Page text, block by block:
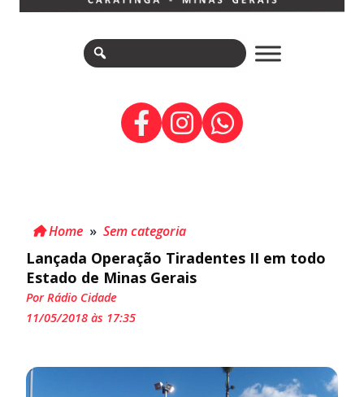
Home » Sem categoria
Lançada Operação Tiradentes II em todo
Estado de Minas Gerais
Por Rádio Cidade
11/05/2018 às 17:35